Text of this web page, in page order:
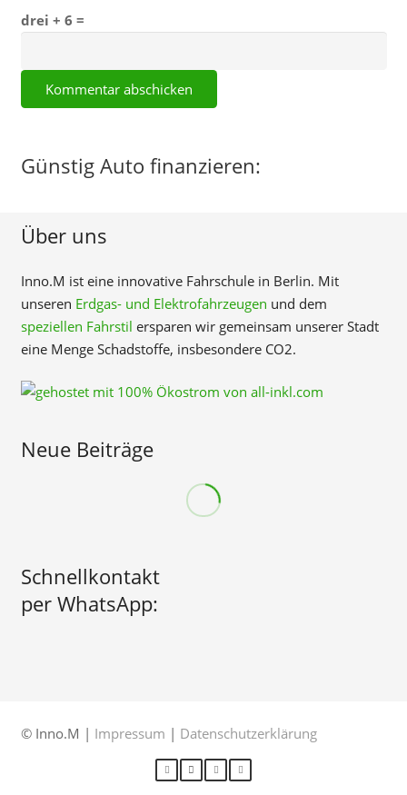
drei + 6 =
Kommentar abschicken
Günstig Auto finanzieren:
Über uns
Inno.M ist eine innovative Fahrschule in Berlin. Mit
unseren Erdgas- und Elektrofahrzeugen und dem
speziellen Fahrstil ersparen wir gemeinsam unserer Stadt
eine Menge Schadstoffe, insbesondere CO2.
Neue Beiträge
Schnellkontakt
per WhatsApp:
© Inno.M | Impressum | Datenschutzerklärung